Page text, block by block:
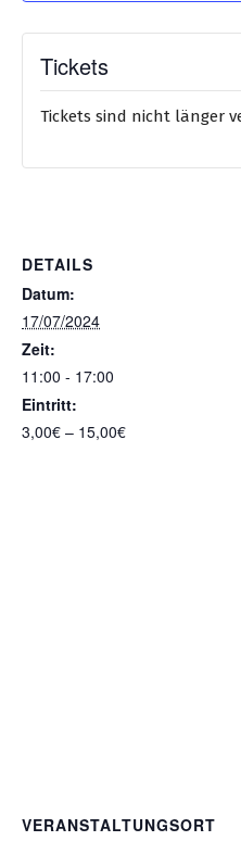
DETAILS
Datum:
17/07/2024
Zeit:
11:00 - 17:00
Eintritt:
3,00€ – 15,00€
VERANSTALTUNGSORT
Tickets
Tickets sind nicht länger